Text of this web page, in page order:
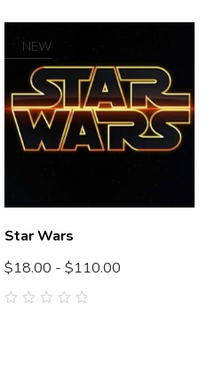
NEW
Star Wars
$18.00 - $110.00